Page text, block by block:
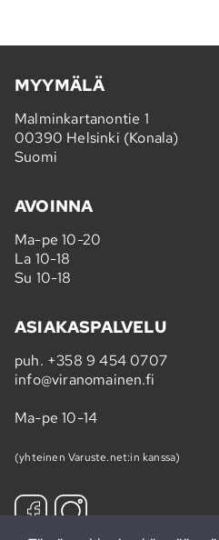
MYYMÄLÄ
Malminkartanontie 1
00390 Helsinki (Konala)
Suomi
AVOINNA
Ma-pe 10-20
La 10-18
Su 10-18
ASIAKASPALVELU
puh. +358 9 454 0707
info@viranomainen.fi
Ma-pe 10-14
(yhteinen Varuste.net:in kanssa)